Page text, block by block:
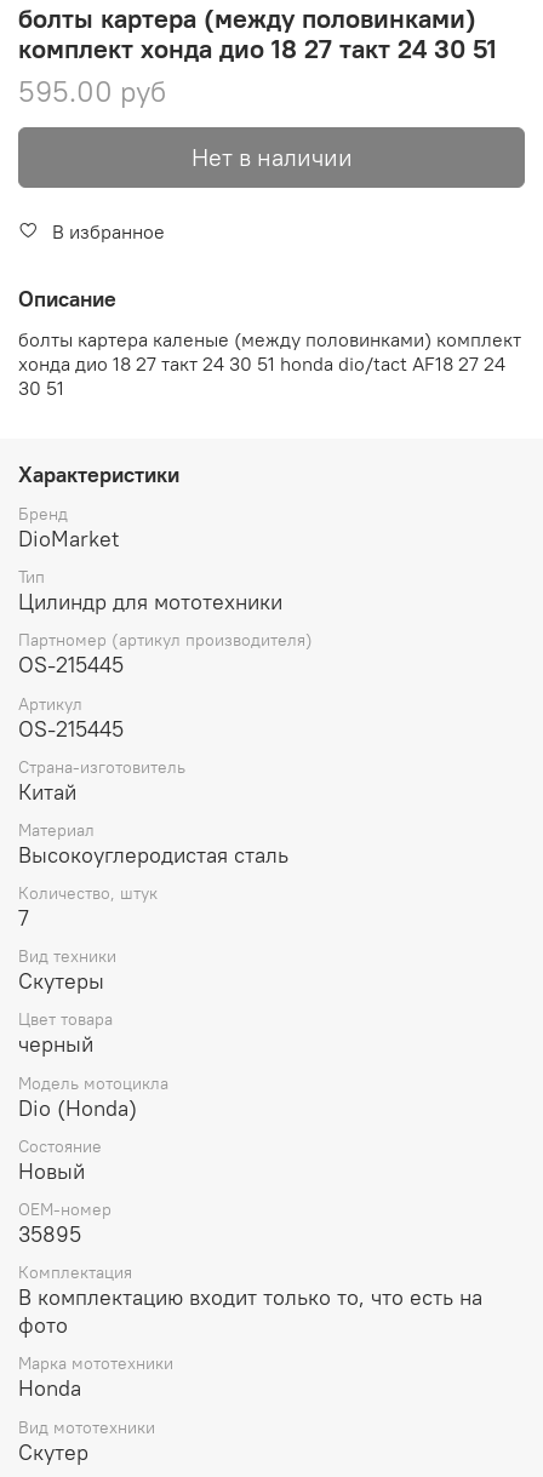
болты картера (между половинками)
комплект хонда дио 18 27 такт 24 30 51
595.00 руб
Нет в наличии
В избранное
Описание
болты картера каленые (между половинками) комплект
хонда дио 18 27 такт 24 30 51 honda dio/tact AF18 27 24
30 51
Характеристики
Бренд
DioMarket
Тип
Цилиндр для мототехники
Партномер (артикул производителя)
OS-215445
Артикул
OS-215445
Страна-изготовитель
Китай
Материал
Высокоуглеродистая сталь
Количество, штук
7
Вид техники
Скутеры
Цвет товара
черный
Модель мотоцикла
Dio (Honda)
Состояние
Новый
OEM-номер
35895
Комплектация
В комплектацию входит только то, что есть на
фото
Марка мототехники
Honda
Вид мототехники
Скутер